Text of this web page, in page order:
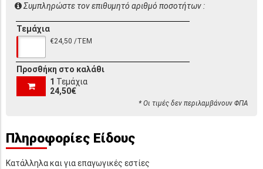
Συμπληρώστε τον επιθυμητό αριθμό ποσοτήτων :
Τεμάχια
€24,50 /ΤΕΜ
Προσθήκη στο καλάθι
1 Τεμάχια
24,50€
* Οι τιμές δεν περιλαμβάνουν ΦΠΑ
Πληροφορίες Είδους
Κατάλληλα και για επαγωγικές εστίες